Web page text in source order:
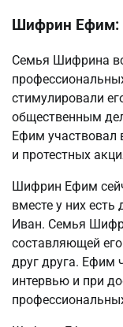
Шифрин Ефим:
Семья Шифрина
стимулировали
общественным
Ефим участвовал
и протестных
Шифрин Ефим
вместе у них
Иван. Семья
составляющей
друг друга. Ефим
интервью и при